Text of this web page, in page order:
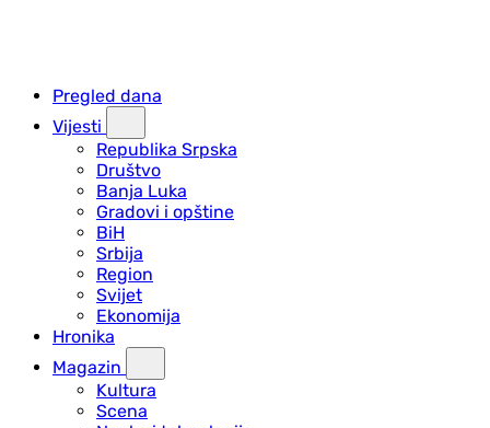
Pregled dana
Vijesti
Republika Srpska
Društvo
Banja Luka
Gradovi i opštine
BiH
Srbija
Region
Svijet
Ekonomija
Hronika
Magazin
Kultura
Scena